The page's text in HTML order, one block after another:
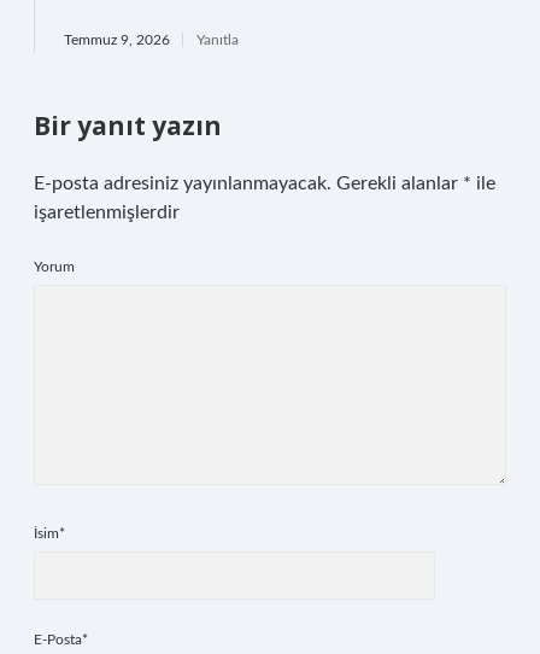
Temmuz 9, 2026 Yanıtla
Bir yanıt yazın
E-posta adresiniz yayınlanmayacak. Gerekli alanlar * ile
işaretlenmişlerdir
Yorum
İsim*
E-Posta*